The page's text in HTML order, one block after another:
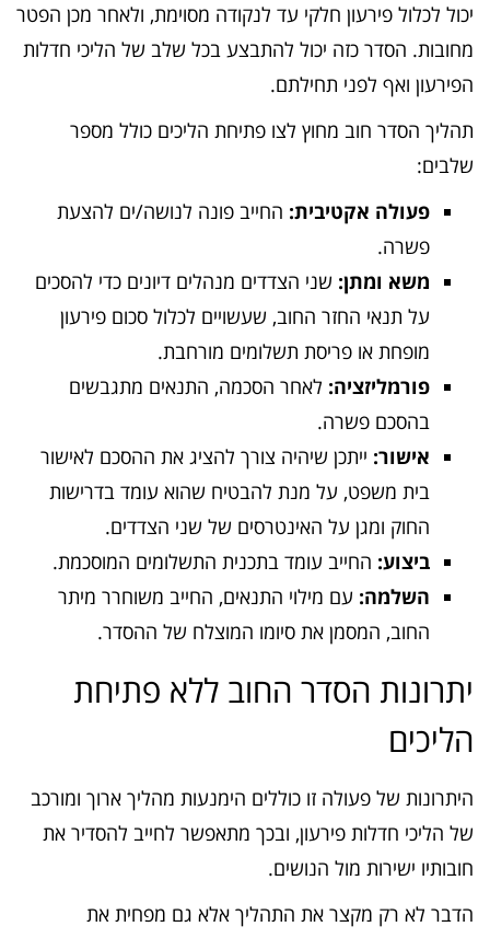
יכול לכלול פירעון חלקי עד לנקודה מסוימת, ולאחר מכן הפטר
מחובות. הסדר כזה יכול להתבצע בכל שלב של הליכי חדלות
הפירעון ואף לפני תחילתם.
תהליך הסדר חוב מחוץ לצו פתיחת הליכים כולל מספר
שלבים:
פעולה אקטיבית: החייב פונה לנושה/ים להצעת
פשרה.
משא ומתן: שני הצדדים מנהלים דיונים כדי להסכים
על תנאי החזר החוב, שעשויים לכלול סכום פירעון
מופחת או פריסת תשלומים מורחבת.
פורמליזציה: לאחר הסכמה, התנאים מתגבשים
בהסכם פשרה.
אישור: ייתכן שיהיה צורך להציג את ההסכם לאישור
בית משפט, על מנת להבטיח שהוא עומד בדרישות
החוק ומגן על האינטרסים של שני הצדדים.
ביצוע: החייב עומד בתכנית התשלומים המוסכמת.
השלמה: עם מילוי התנאים, החייב משוחרר מיתר
החוב, המסמן את סיומו המוצלח של ההסדר.
יתרונות הסדר החוב ללא פתיחת
הליכים
היתרונות של פעולה זו כוללים הימנעות מהליך ארוך ומורכב
של הליכי חדלות פירעון, ובכך מתאפשר לחייב להסדיר את
חובותיו ישירות מול הנושים.
הדבר לא רק מקצר את התהליך אלא גם מפחית את